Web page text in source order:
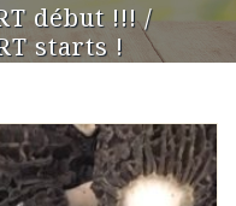
début !!! /
starts !